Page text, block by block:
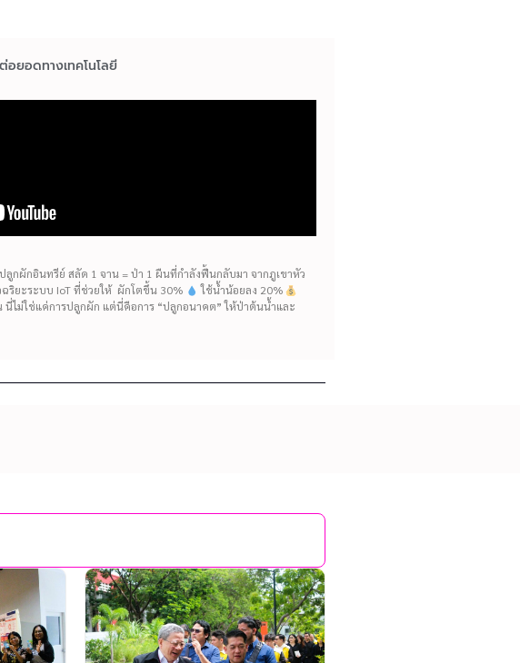
อยอดทางเทคโนโลยี
ปลูกผักอินทรีย์ สลัด 1 จาน = ป่า 1 ผืนที่กำลังฟื้นกลับมา จากภูเขาหัว
ฉริยะระบบ IoT ที่ช่วยให้ ผักโตขึ้น 30%
ใช้น้ำน้อยลง 20%
นี่ไม่ใช่แค่การปลูกผัก แต่นี่คือการ “ปลูกอนาคต” ให้ป่าต้นน้ำและ